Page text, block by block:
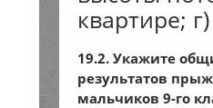
квартире;
19.2. Укажите
результатов
мальчиков 9-го